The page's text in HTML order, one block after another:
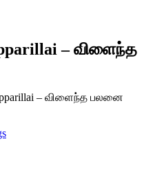
– விளைந்த
– விளைந்த பலனை